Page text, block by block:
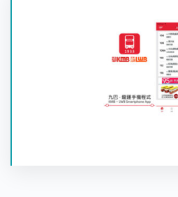
九巴程式為乘客提供九巴、龍
線資料、點對點路線搜尋、乘